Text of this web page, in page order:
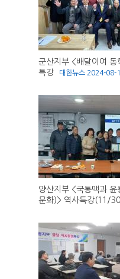
군산지부 <배달이여 동
특강
대한뉴스2024-08-
양산지부 <국통맥과
문화)> 역사특강(11/